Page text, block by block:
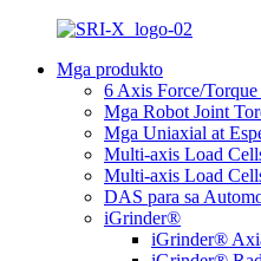
Mga produkto
6 Axis Force/
Mga Robot Joint
Mga Uniaxial at
Multi-axis Load
Multi-axis Load
DAS para sa
iGrinder®
iGrinder®